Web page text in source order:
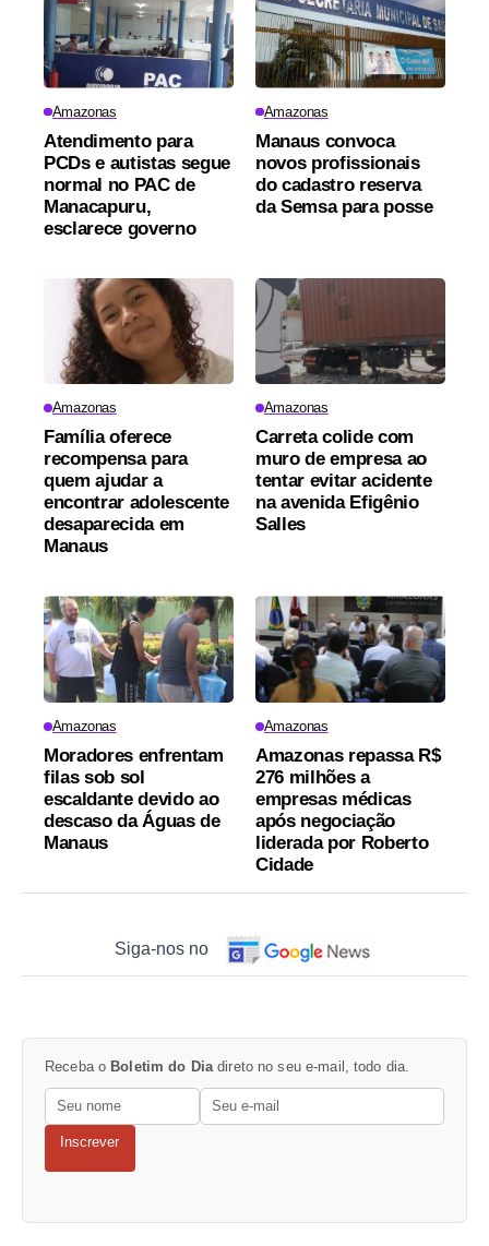
Amazonas
Atendimento para
PCDs e autistas segue
normal no PAC de
Manacapuru,
esclarece governo
Amazonas
Manaus convoca
novos profissionais
do cadastro reserva
da Semsa para posse
Amazonas
Família oferece
recompensa para
quem ajudar a
encontrar adolescente
desaparecida em
Manaus
Amazonas
Carreta colide com
muro de empresa ao
tentar evitar acidente
na avenida Efigênio
Salles
Amazonas
Moradores enfrentam
filas sob sol
escaldante devido ao
descaso da Águas de
Manaus
Amazonas
Amazonas repassa R$
276 milhões a
empresas médicas
após negociação
liderada por Roberto
Cidade
Siga-nos no
Receba o Boletim do Diadireto no seu e-mail, todo dia.
Inscrever